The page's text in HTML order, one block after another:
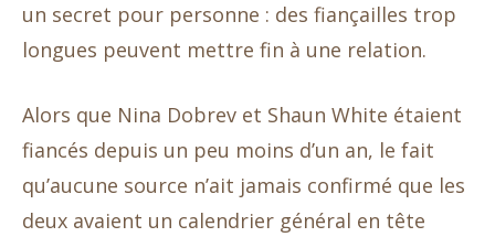
un secret pour personne : des fiançailles trop
longues peuvent mettre fin à une relation.
Alors que Nina Dobrev et Shaun White étaient
fiancés depuis un peu moins d’un an, le fait
qu’aucune source n’ait jamais confirmé que les
deux avaient un calendrier général en tête